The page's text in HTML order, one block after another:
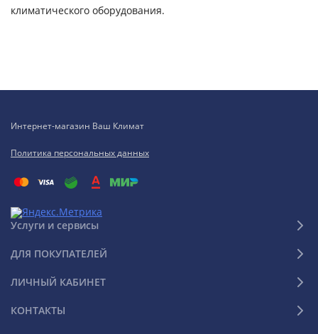
климатического оборудования.
Интернет-магазин Ваш Климат
Политика персональных данных
Услуги и сервисы
ДЛЯ ПОКУПАТЕЛЕЙ
ЛИЧНЫЙ КАБИНЕТ
КОНТАКТЫ